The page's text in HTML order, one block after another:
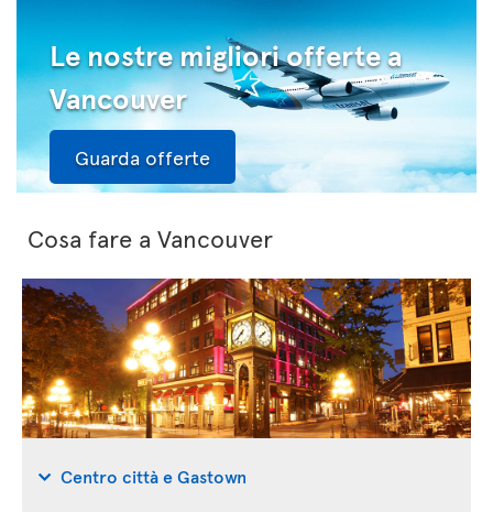
Le nostre migliori offerte a
Vancouver
Guarda offerte
Cosa fare a Vancouver
Centro città e Gastown